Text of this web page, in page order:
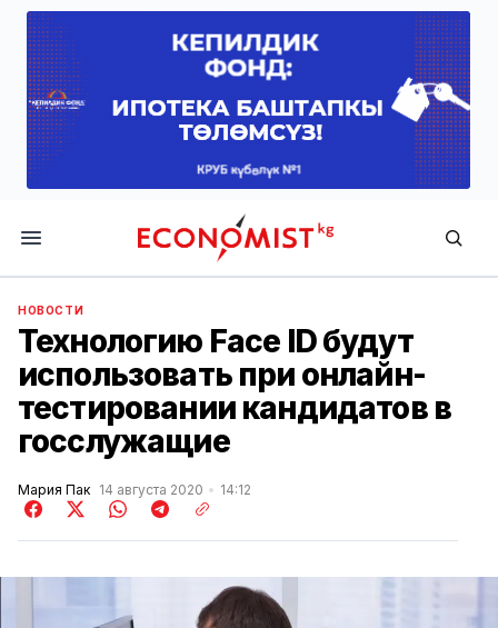
Economist.kg
НОВОСТИ
Технологию Face ID будут
использовать при онлайн-
тестировании кандидатов в
госслужащие
Мария Пак 14 августа 2020 14:12